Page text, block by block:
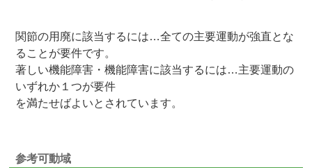
関節の用廃に該当するには…全ての主要運動が強直とな
ることが要件です。
著しい機能障害・機能障害に該当するには…主要運動の
いずれか１つが要件
を満たせばよいとされています。
参考可動域